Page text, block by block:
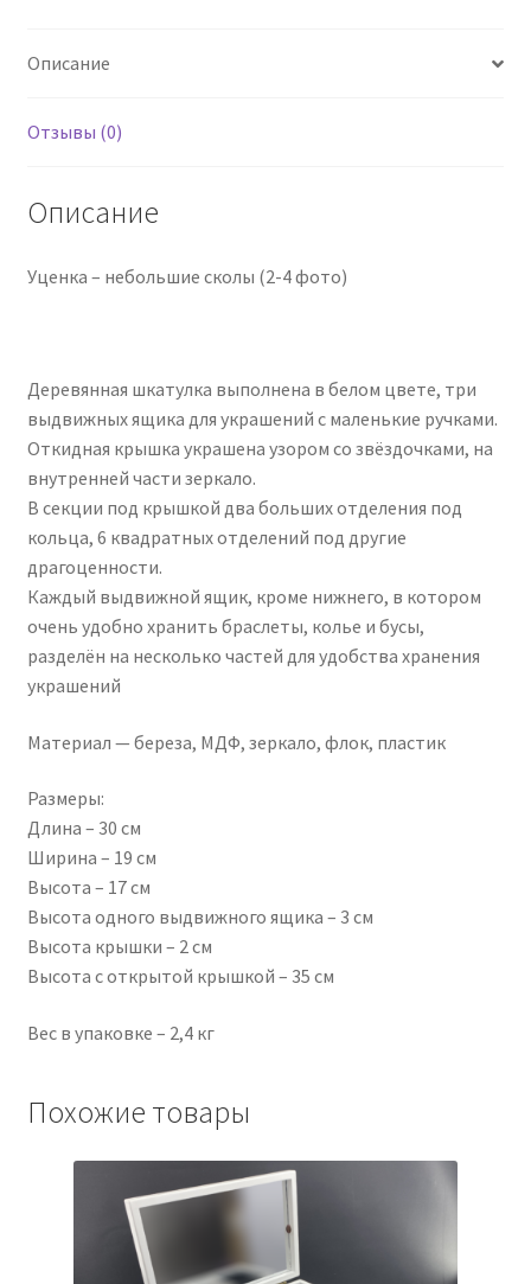
(уценка)
Описание
Отзывы (0)
Описание
Уценка – небольшие сколы (2-4 фото)
Деревянная шкатулка выполнена в белом цвете, три
выдвижных ящика для украшений с маленькие ручками.
Откидная крышка украшена узором со звёздочками, на
внутренней части зеркало.
В секции под крышкой два больших отделения под
кольца, 6 квадратных отделений под другие
драгоценности.
Каждый выдвижной ящик, кроме нижнего, в котором
очень удобно хранить браслеты, колье и бусы,
разделён на несколько частей для удобства хранения
украшений
Материал — береза, МДФ, зеркало, флок, пластик
Размеры:
Длина – 30 см
Ширина – 19 см
Высота – 17 см
Высота одного выдвижного ящика – 3 см
Высота крышки – 2 см
Высота с открытой крышкой – 35 см
Вес в упаковке – 2,4 кг
Похожие товары